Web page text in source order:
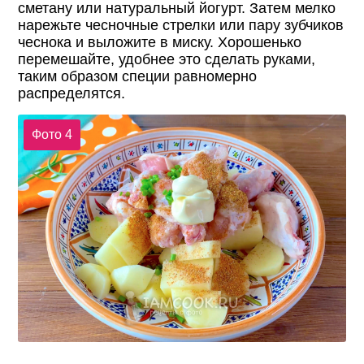
сметану или натуральный йогурт. Затем мелко
нарежьте чесночные стрелки или пару зубчиков
чеснока и выложите в миску. Хорошенько
перемешайте, удобнее это сделать руками,
таким образом специи равномерно
распределятся.
Фото 4